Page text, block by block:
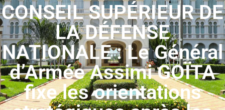
CONSEIL SUPÉRIEUR DE
LA DÉFENSE
NATIONALE : Le Général
d’Armée Assimi GOÏTA
fixe les orientations